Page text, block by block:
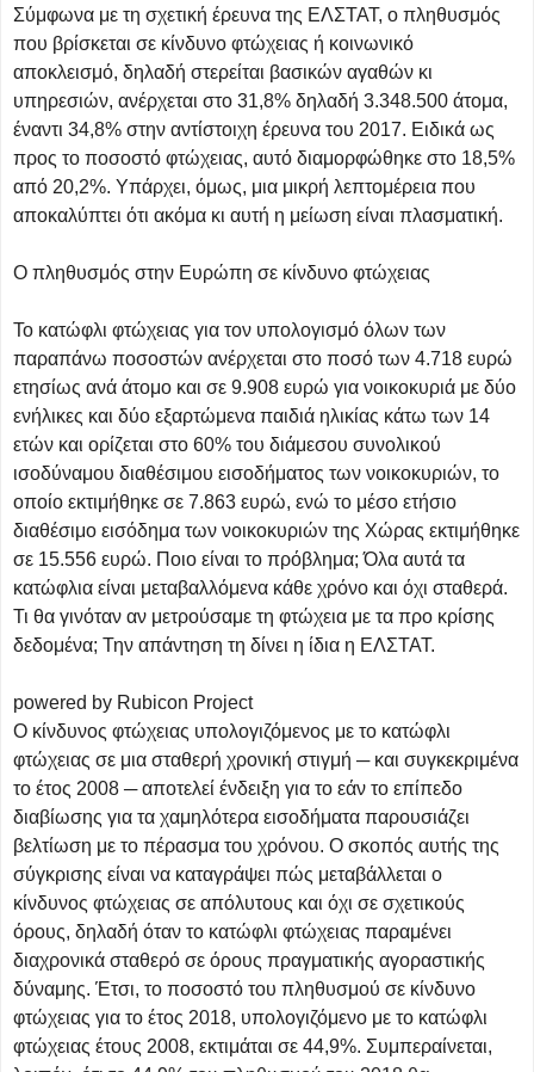
Σύμφωνα με τη σχετική έρευνα της ΕΛΣΤΑΤ, ο πληθυσμός
που βρίσκεται σε κίνδυνο φτώχειας ή κοινωνικό
αποκλεισμό, δηλαδή στερείται βασικών αγαθών κι
υπηρεσιών, ανέρχεται στο 31,8% δηλαδή 3.348.500 άτομα,
έναντι 34,8% στην αντίστοιχη έρευνα του 2017. Ειδικά ως
προς το ποσοστό φτώχειας, αυτό διαμορφώθηκε στο 18,5%
από 20,2%. Υπάρχει, όμως, μια μικρή λεπτομέρεια που
αποκαλύπτει ότι ακόμα κι αυτή η μείωση είναι πλασματική.
Ο πληθυσμός στην Ευρώπη σε κίνδυνο φτώχειας
Το κατώφλι φτώχειας για τον υπολογισμό όλων των
παραπάνω ποσοστών ανέρχεται στο ποσό των 4.718 ευρώ
ετησίως ανά άτομο και σε 9.908 ευρώ για νοικοκυριά με δύο
ενήλικες και δύο εξαρτώμενα παιδιά ηλικίας κάτω των 14
ετών και ορίζεται στο 60% του διάμεσου συνολικού
ισοδύναμου διαθέσιμου εισοδήματος των νοικοκυριών, το
οποίο εκτιμήθηκε σε 7.863 ευρώ, ενώ το μέσο ετήσιο
διαθέσιμο εισόδημα των νοικοκυριών της Χώρας εκτιμήθηκε
σε 15.556 ευρώ. Ποιο είναι το πρόβλημα; Όλα αυτά τα
κατώφλια είναι μεταβαλλόμενα κάθε χρόνο και όχι σταθερά.
Τι θα γινόταν αν μετρούσαμε τη φτώχεια με τα προ κρίσης
δεδομένα; Την απάντηση τη δίνει η ίδια η ΕΛΣΤΑΤ.
powered by Rubicon Project
Ο κίνδυνος φτώχειας υπολογιζόμενος με το κατώφλι
φτώχειας σε μια σταθερή χρονική στιγμή ─ και συγκεκριμένα
το έτος 2008 ─ αποτελεί ένδειξη για το εάν το επίπεδο
διαβίωσης για τα χαμηλότερα εισοδήματα παρουσιάζει
βελτίωση με το πέρασμα του χρόνου. Ο σκοπός αυτής της
σύγκρισης είναι να καταγράψει πώς μεταβάλλεται ο
κίνδυνος φτώχειας σε απόλυτους και όχι σε σχετικούς
όρους, δηλαδή όταν το κατώφλι φτώχειας παραμένει
διαχρονικά σταθερό σε όρους πραγματικής αγοραστικής
δύναμης. Έτσι, το ποσοστό του πληθυσμού σε κίνδυνο
φτώχειας για το έτος 2018, υπολογιζόμενο με το κατώφλι
φτώχειας έτους 2008, εκτιμάται σε 44,9%. Συμπεραίνεται,